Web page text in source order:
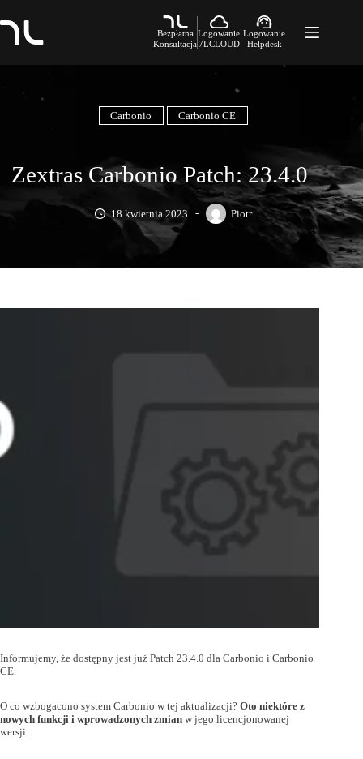
do
treści
Bezpłatna
Konsultacja
Logowanie
7LCLOUD
Logowanie
Helpdesk
Carbonio Carbonio CE
Zextras Carbonio Patch: 23.4.0
18 kwietnia 2023 Piotr
Informujemy, że dostępny jest już Patch 23.4.0 dla Carbonio i Carbonio
CE.
O co wzbogacono system Carbonio w tej aktualizacji? Oto niektóre z
nowych funkcji i wprowadzonych zmian w jego licencjonowanej
wersji: